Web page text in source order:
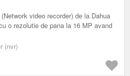
video recorder) de la Dahua
o rezolutie de pana la 16 MP avand
(nvr)